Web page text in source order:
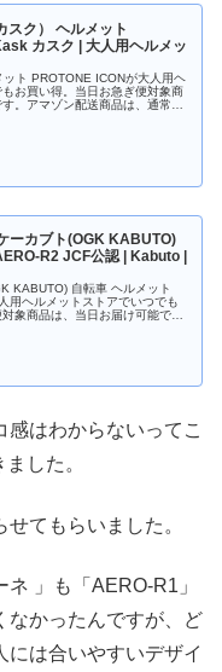
ク） ヘルメット
カスク | 大人用ヘルメッ
ト PROTONE ICONが大人用ヘ
お買い得。当日お急ぎ便対象商
。アマゾン配送商品は、通常配
ーカブト(OGK KABUTO)
R2 JCF公認 | Kabuto |
KABUTO) 自転車 ヘルメット
用ヘルメットストアでいつでも
象商品は、当日お届け可能で
はわからないってこ
した。
てもらいました。
」も「AERO-R1」
なかったんですが、ど
には合いやすいデザイ